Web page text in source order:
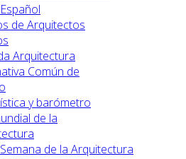
Español
de Arquitectos
Arquitectura
Común de
y barómetro
de la
Semana de la Arquitectura